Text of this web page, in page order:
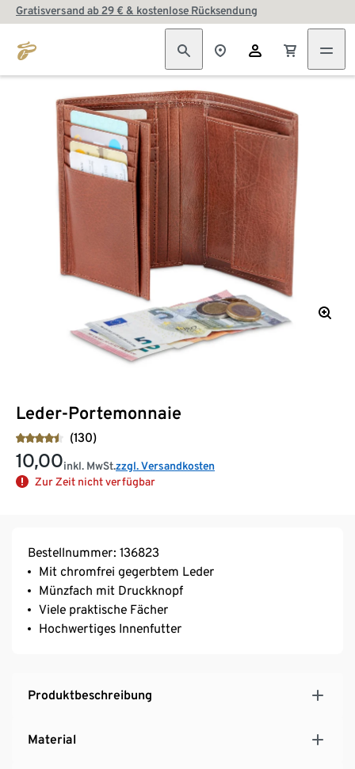
Gratisversand ab 29 € & kostenlose Rücksendung
Leder-Portemonnaie
(130)
10,00inkl. MwSt.zzgl. Versandkosten
Zur Zeit nicht verfügbar
Bestellnummer: 136823
Mit chromfrei gegerbtem Leder
Münzfach mit Druckknopf
Viele praktische Fächer
Hochwertiges Innenfutter
Produktbeschreibung
Material